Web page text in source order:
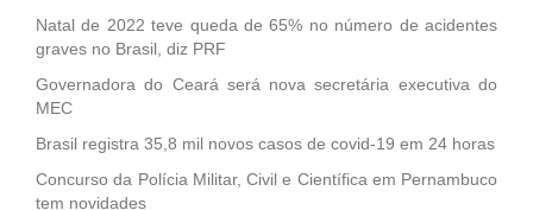
Natal de 2022 teve queda de 65% no número de acidentes
graves no Brasil, diz PRF
Governadora do Ceará será nova secretária executiva do
MEC
Brasil registra 35,8 mil novos casos de covid-19 em 24 horas
Concurso da Polícia Militar, Civil e Científica em Pernambuco
tem novidades